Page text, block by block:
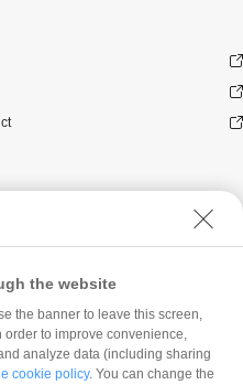
方
the website
the banner to leave this screen,
to improve convenience,
analyze data (including sharing
cookie policy. You can change the